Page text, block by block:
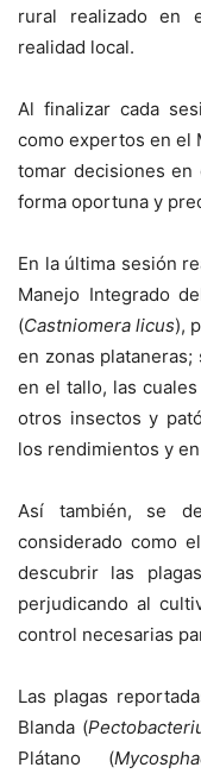
rural realizado en
realidad local.
Al finalizar cada
como expertos en el
tomar decisiones
forma oportuna y
En la última sesión
Manejo Integrado
(Castniomera licus),
en zonas
en el tallo, las
otros insectos y
los rendimientos y
Así también, se
considerado como
descubrir las
perjudicando al
control necesarias
Las plagas
Blanda (
Plátano (